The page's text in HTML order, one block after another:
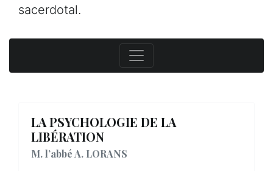
sacerdotal.
LA PSYCHOLOGIE DE LA
LIBÉRATION
M. l’abbé A. LORANS